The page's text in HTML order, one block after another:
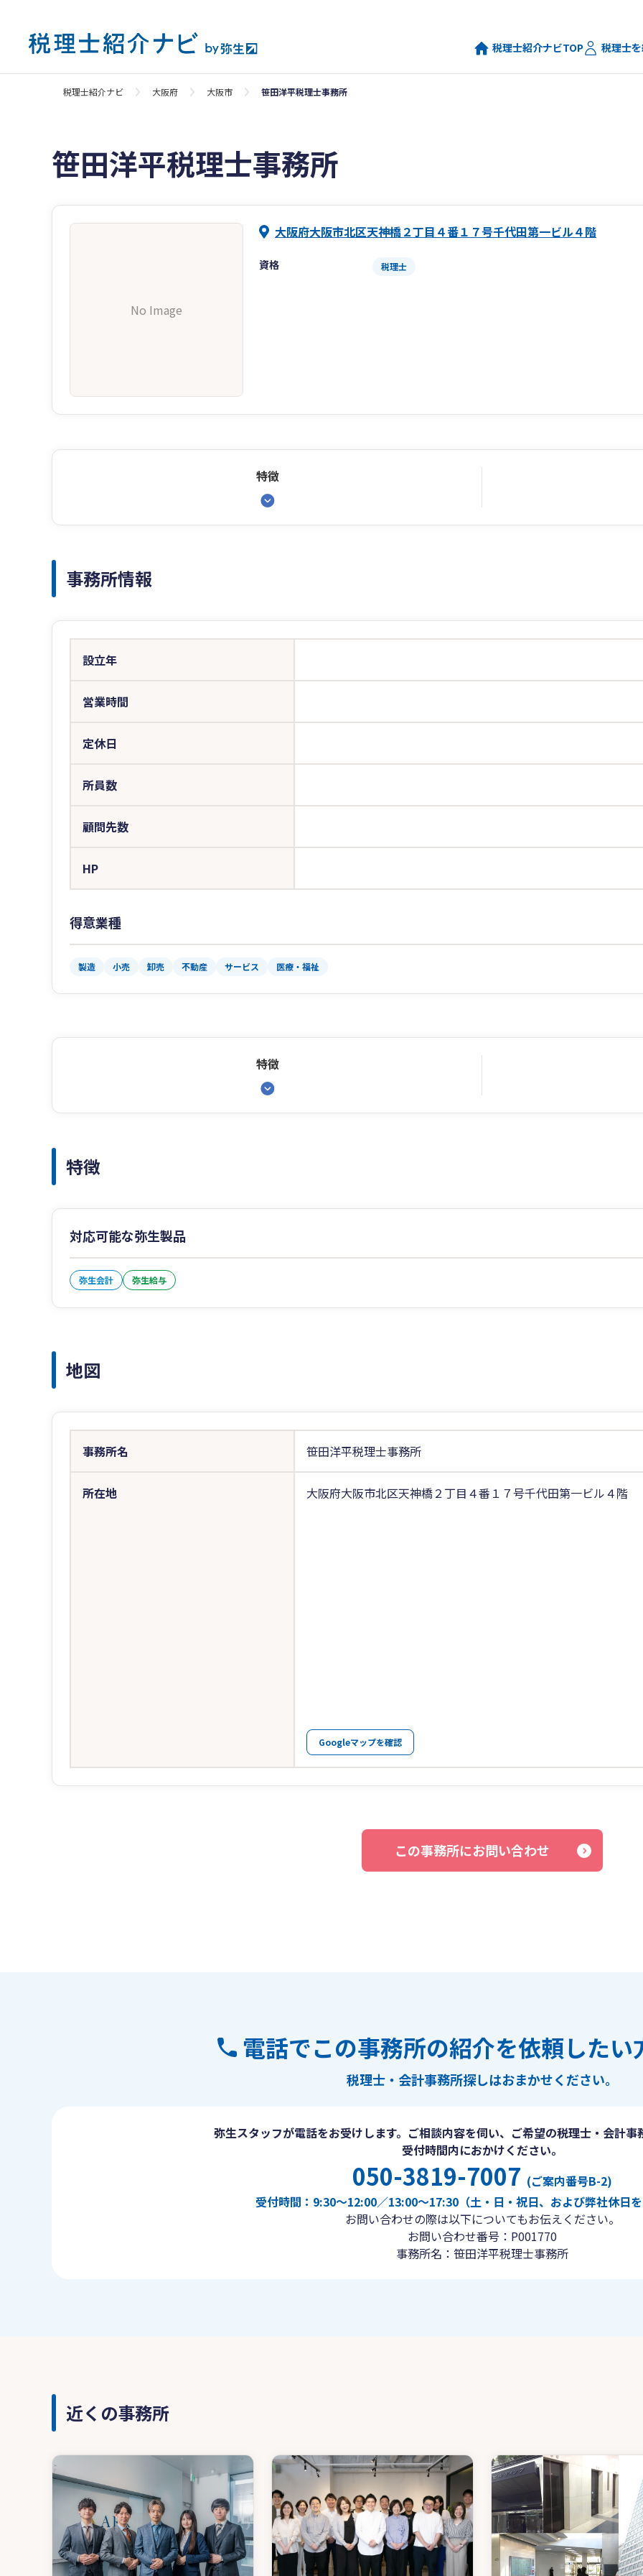
税理士紹介ナビTOP 税理士
税理士紹介ナビ 大阪府 大阪市 笹田洋平税理士事務所
笹田洋平税理士事務所
No Image
大阪府大阪市北区天神橋２丁目４番１７号千代田第一ビル４階
資格 税理士
特徴
事務所情報
設立年
営業時間
定休日
所員数
顧問先数
HP
得意業種
製造 小売 卸売 不動産 サービス 医療・福祉
特徴
特徴
対応可能な弥生製品
弥生会計 弥生給与
地図
事務所名 笹田洋平税理士事務所
所在地 大阪府大阪市北区天神橋２丁目４番１７号千代田第一ビル４階
Googleマップを確認
この事務所にお問い合わせ
電話でこの事務所の紹介を依頼したい
税理士・会計事務所探しはおまかせください。
弥生スタッフが電話をお受けします。ご相談内容を伺い、ご希望の税理士・会計事
受付時間内におかけください。
050-3819-7007 (ご案内番号B-2)
受付時間：9:30〜12:00／13:00〜17:30（土・日・祝日、および弊社休日
お問い合わせの際は以下についてもお伝えください。
お問い合わせ番号：P001770
事務所名：笹田洋平税理士事務所
近くの事務所